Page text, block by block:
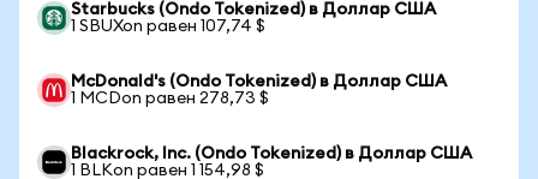
Starbucks (Ondo Tokenized) в Доллар США
1 SBUXon равен 107,74 $
McDonald's (Ondo Tokenized) в Доллар США
1 MCDon равен 278,73 $
Blackrock, Inc. (Ondo Tokenized) в Доллар США
1 BLKon равен 1 154,98 $